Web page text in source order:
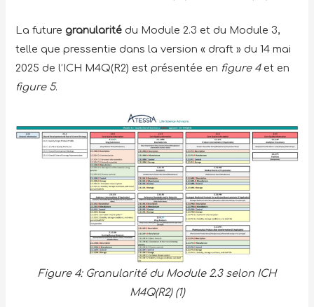
La future granularité du Module 2.3 et du Module 3,
telle que pressentie dans la version « draft » du 14 mai
2025 de l’ICH M4Q(R2) est présentée en figure 4et en
figure 5.
Figure 4: Granularité du Module 2.3 selon ICH
M4Q(R2) (1)